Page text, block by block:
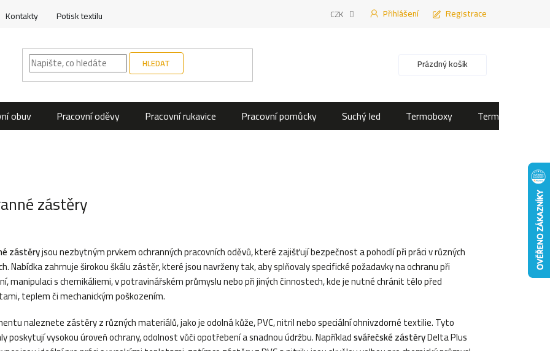
Kontakty Potisk textilu CZK Přihlášení Registrace
HLEDAT Nákupní košík
Prázdný košík
obuv Pracovní oděvy Pracovní rukavice Pracovní pomůcky Suchý led Termoboxy Termotašky
zástěry
zástěryjsou nezbytným prvkem ochranných pracovních oděvů, které zajišťují bezpečnost a pohodlí při práci v různých
Nabídka zahrnuje širokou škálu zástěr, které jsou navrženy tak, aby splňovaly specifické požadavky na ochranu při
manipulaci s chemikáliemi, v potravinářském průmyslu nebo při jiných činnostech, kde je nutné chránit tělo před
teplem či mechanickým poškozením.
naleznete zástěry z různých materiálů, jako je odolná kůže, PVC, nitril nebo speciální ohnivzdorné textilie. Tyto
poskytují vysokou úroveň ochrany, odolnost vůči opotřebení a snadnou údržbu. Napříkladsvářečské zástěryDelta Plus